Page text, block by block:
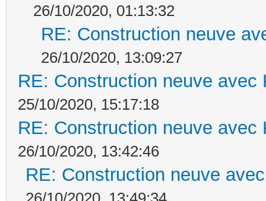
26/10/2020, 01:13:32
RE: Construction neuve
26/10/2020, 13:09:27
RE: Construction neuve avec
25/10/2020, 15:17:18
RE: Construction neuve avec
26/10/2020, 13:42:46
RE: Construction neuve